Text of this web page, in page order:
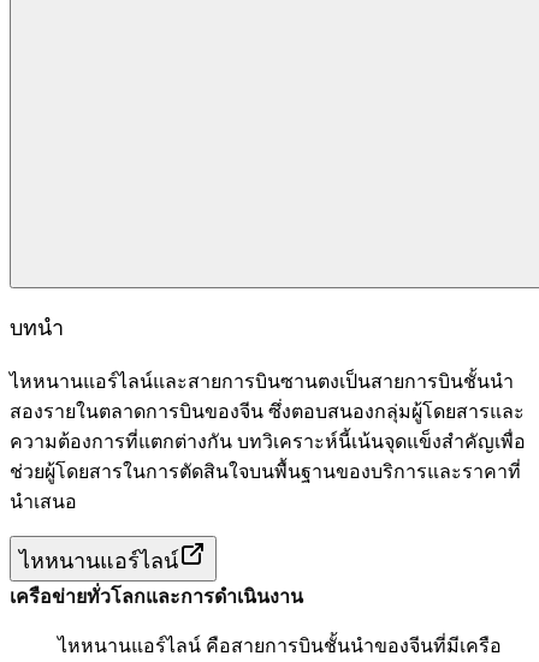
บทนำ
ไหหนานแอร์ไลน์และสายการบินซานตงเป็นสายการบินชั้นนำ
สองรายในตลาดการบินของจีน ซึ่งตอบสนองกลุ่มผู้โดยสารและ
ความต้องการที่แตกต่างกัน บทวิเคราะห์นี้เน้นจุดแข็งสำคัญเพื่อ
ช่วยผู้โดยสารในการตัดสินใจบนพื้นฐานของบริการและราคาที่
นำเสนอ
ไหหนานแอร์ไลน์
เครือข่ายทั่วโลกและการดำเนินงาน
ไหหนานแอร์ไลน์ คือสายการบินชั้นนำของจีนที่มีเครือ